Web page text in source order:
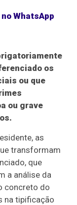
no WhatsApp
os
ou que
ou grave
as
transformam
que
a análise da
concreto do
na tipificação